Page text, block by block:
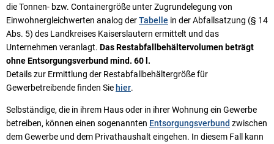
die Tonnen- bzw. Containergröße unter Zugrundelegung von
Einwohnergleichwerten analog derTabelle in der Abfallsatzung (§ 14
Abs. 5) des Landkreises Kaiserslautern ermittelt und das
Unternehmen veranlagt. Das Restabfallbehältervolumen beträgt
ohne Entsorgungsverbund mind. 60 l.
Details zur Ermittlung der Restabfallbehältergröße für
Gewerbetreibende finden Sie hier.
Selbständige, die in ihrem Haus oder in ihrer Wohnung ein Gewerbe
betreiben, können einen sogenannten Entsorgungsverbund zwischen
dem Gewerbe und dem Privathaushalt eingehen. In diesem Fall kann